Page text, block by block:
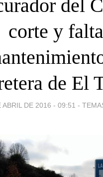
del
corte y
de El
ABRIL DE 2016 - 09:51 -